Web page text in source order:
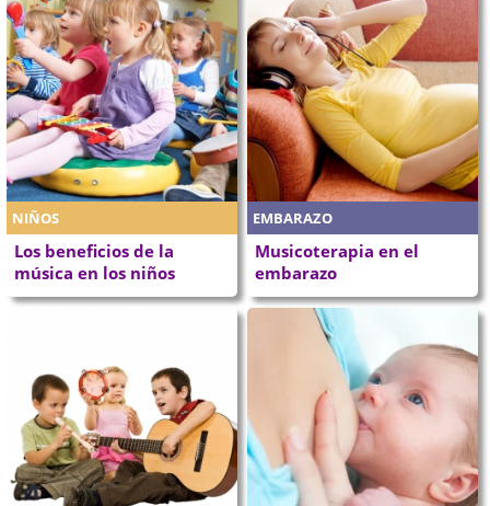
NIÑOS
Los beneficios de la
música en los niños
EMBARAZO
Musicoterapia en el
embarazo